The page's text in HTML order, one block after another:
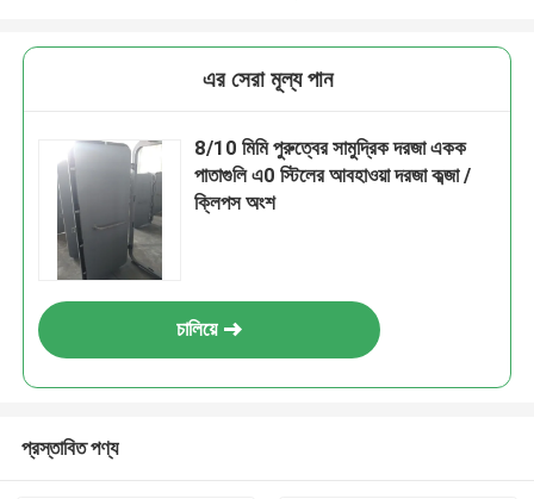
এর সেরা মূল্য পান
8/10 মিমি পুরুত্বের সামুদ্রিক দরজা একক
পাতাগুলি এ0 স্টিলের আবহাওয়া দরজা কব্জা /
ক্লিপস অংশ
চালিয়ে
প্রস্তাবিত পণ্য